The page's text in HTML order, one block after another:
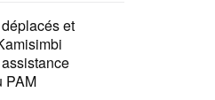
et
PAM